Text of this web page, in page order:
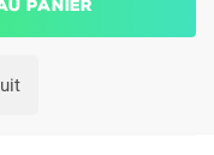
panier